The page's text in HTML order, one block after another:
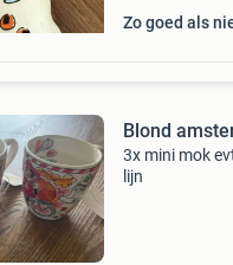
Zo goed als
Blond
3x mini mok
lijn